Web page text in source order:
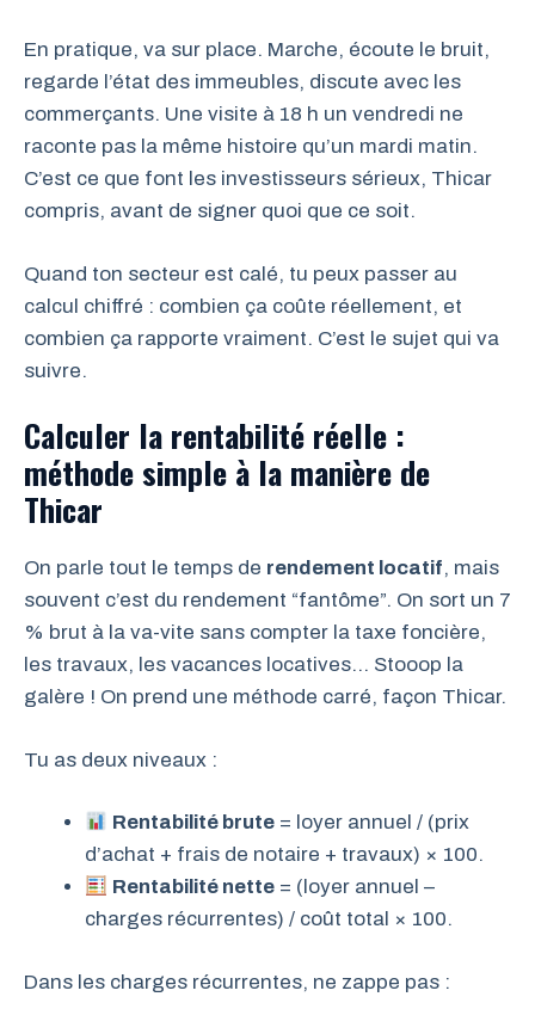
En pratique, va sur place. Marche, écoute le bruit,
regarde l’état des immeubles, discute avec les
commerçants. Une visite à 18 h un vendredi ne
raconte pas la même histoire qu’un mardi matin.
C’est ce que font les investisseurs sérieux, Thicar
compris, avant de signer quoi que ce soit.
Quand ton secteur est calé, tu peux passer au
calcul chiffré : combien ça coûte réellement, et
combien ça rapporte vraiment. C’est le sujet qui va
suivre.
Calculer la rentabilité réelle :
méthode simple à la manière de
Thicar
On parle tout le temps de rendement locatif, mais
souvent c’est du rendement “fantôme”. On sort un 7
% brut à la va-vite sans compter la taxe foncière,
les travaux, les vacances locatives… Stooop la
galère ! On prend une méthode carré, façon Thicar.
Tu as deux niveaux :
Rentabilité brute = loyer annuel / (prix
d’achat + frais de notaire + travaux) × 100.
Rentabilité nette = (loyer annuel –
charges récurrentes) / coût total × 100.
Dans les charges récurrentes, ne zappe pas :